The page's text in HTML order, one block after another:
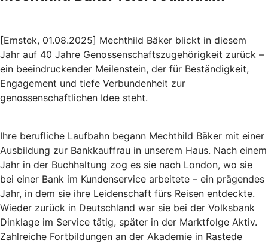
[Emstek, 01.08.2025] Mechthild Bäker blickt in diesem
Jahr auf 40 Jahre Genossenschaftszugehörigkeit zurück –
ein beeindruckender Meilenstein, der für Beständigkeit,
Engagement und tiefe Verbundenheit zur
genossenschaftlichen Idee steht.
Ihre berufliche Laufbahn begann Mechthild Bäker mit einer
Ausbildung zur Bankkauffrau in unserem Haus. Nach einem
Jahr in der Buchhaltung zog es sie nach London, wo sie
bei einer Bank im Kundenservice arbeitete – ein prägendes
Jahr, in dem sie ihre Leidenschaft fürs Reisen entdeckte.
Wieder zurück in Deutschland war sie bei der Volksbank
Dinklage im Service tätig, später in der Marktfolge Aktiv.
Zahlreiche Fortbildungen an der Akademie in Rastede